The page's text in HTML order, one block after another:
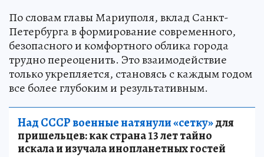
По словам главы Мариуполя, вклад Санкт-
Петербурга в формирование современного,
безопасного и комфортного облика города
трудно переоценить. Это взаимодействие
только укрепляется, становясь с каждым годом
все более глубоким и результативным.
Над СССР военные натянули «сетку»для
пришельцев: как страна 13 лет тайно
искала и изучала инопланетных гостей